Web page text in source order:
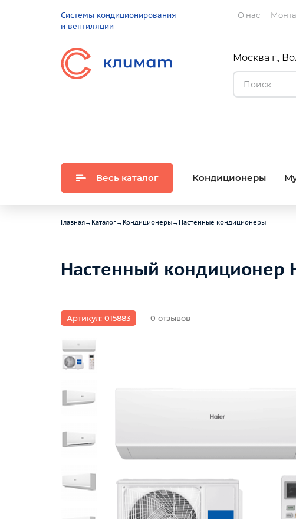
Системы кондиционирования
и вентиляции
О нас
Москва г.,
Весь каталог Кондиционеры
Главная→ Каталог→ Кондиционеры→ Настенные кондиционеры
Настенный кондиционер
Артикул: 015883 0 отзывов